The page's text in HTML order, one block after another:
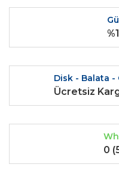
Ürün fiyatı diğer
Bu ürüne benzer farklı
Disk - Balata -
Ücretsiz
0